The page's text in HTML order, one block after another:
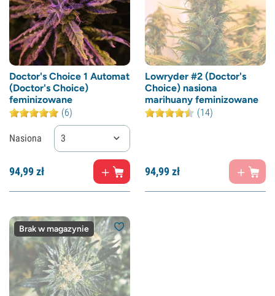
Doctor's Choice 1 Automat
(Doctor's Choice)
feminizowane
(6)
Nasiona 3
94,99zł
Lowryder #2 (Doctor's
Choice) nasiona
marihuany feminizowane
(14)
94,99zł
Brak w magazynie